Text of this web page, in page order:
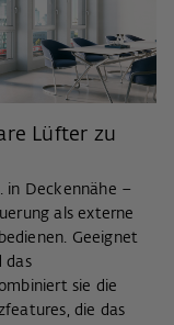
Lüfter zu
in Deckennähe –
als externe
Geeignet
das
sie die
die das